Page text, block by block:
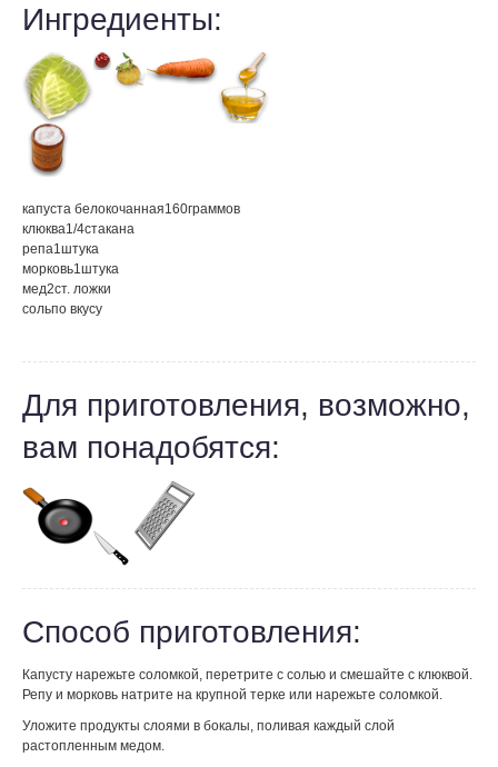
Ингредиенты:
капуста белокочанная160граммов
клюква1/4стакана
репа1 штука
морковь1 штука
мед2ст. ложки
сольпо вкусу
Для приготовления, возможно,
вам понадобятся:
Способ приготовления:
Капусту нарежьте соломкой, перетрите с солью и смешайте с клюквой.
Репу и морковь натрите на крупной терке или нарежьте соломкой.
Уложите продукты слоями в бокалы, поливая каждый слой
растопленным медом.